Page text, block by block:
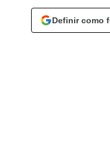
Definir como